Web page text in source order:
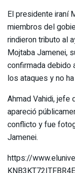
El presidente iraní
miembros del
rindieron tributo al
Mojtaba Jamenei,
confirmada debido
los ataques y no
Ahmad Vahidi, jefe
apareció
conflicto y fue
Jamenei.
https://